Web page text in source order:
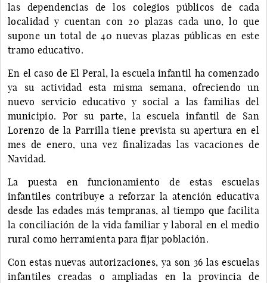
las dependencias de los colegios públicos de cada
localidad y cuentan con 20 plazas cada uno, lo que
supone un total de 40 nuevas plazas públicas en este
tramo educativo.
En el caso de El Peral, la escuela infantil ha comenzado
ya su actividad esta misma semana, ofreciendo un
nuevo servicio educativo y social a las familias del
municipio. Por su parte, la escuela infantil de San
Lorenzo de la Parrilla tiene prevista su apertura en el
mes de enero, una vez finalizadas las vacaciones de
Navidad.
La puesta en funcionamiento de estas escuelas
infantiles contribuye a reforzar la atención educativa
desde las edades más tempranas, al tiempo que facilita
la conciliación de la vida familiar y laboral en el medio
rural como herramienta para fijar población.
Con estas nuevas autorizaciones, ya son 36 las escuelas
infantiles creadas o ampliadas en la provincia de